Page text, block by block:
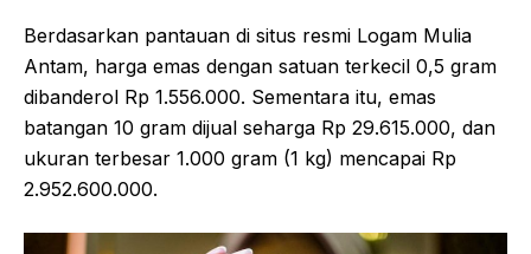
Berdasarkan pantauan di situs resmi Logam Mulia
Antam, harga emas dengan satuan terkecil 0,5 gram
dibanderol Rp 1.556.000. Sementara itu, emas
batangan 10 gram dijual seharga Rp 29.615.000, dan
ukuran terbesar 1.000 gram (1 kg) mencapai Rp
2.952.600.000.